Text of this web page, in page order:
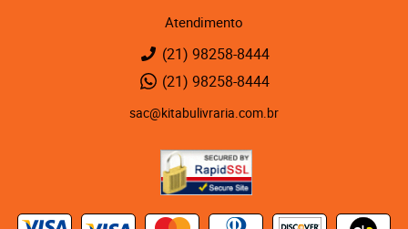
Atendimento
(21) 98258-8444
(21) 98258-8444
sac@kitabulivraria.com.br